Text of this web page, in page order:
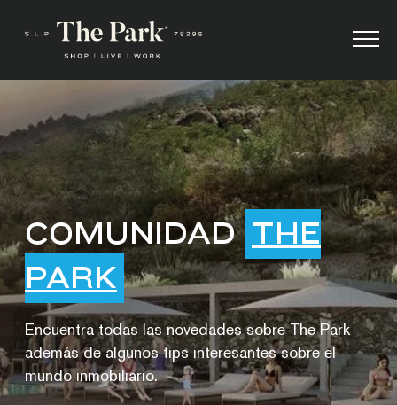
COMUNIDAD THE
PARK
Encuentra todas las novedades sobre The Park
además de algunos tips interesantes sobre el
mundo inmobiliario.